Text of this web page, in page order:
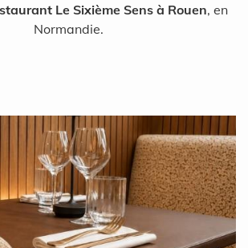
Le Sixième Sens à Rouen, en
Normandie.